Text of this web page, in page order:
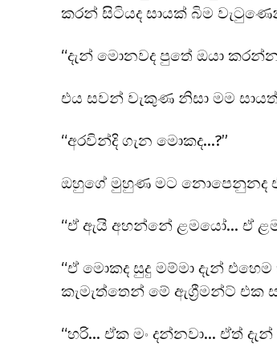
කරන් සිටියද සායක් බිම
“දැන් මොනවද පුතේ ඔයා
එය සවන් වැකුණ නිසා මම
“අරවින්දි ගැන මොකද…?”
ඔහුගේ මුහුණ මට නොපෙනුනද ඒ
“ඒ ඇයි අහන්නේ ළමයෝ… ඒ
“ඒ මොකද සුදු මම්මා දැන්
කැමැත්තෙන් මේ ඇග්‍රීමන්ට් එක
“හරි… ඒක මං දන්නවා… ඒත්